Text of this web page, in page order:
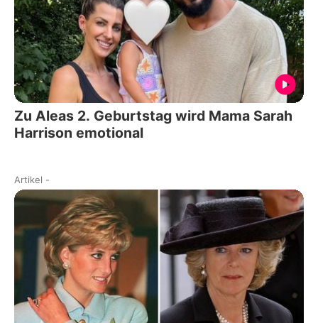
Zu Aleas 2. Geburtstag wird Mama Sarah
Harrison emotional
Artikel -